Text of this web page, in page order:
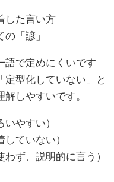
した言い方
の「諺」
語で定めにくいです
定型化していない」と
しやすいです。
やすい）
ていない）
わず、説明的に言う）